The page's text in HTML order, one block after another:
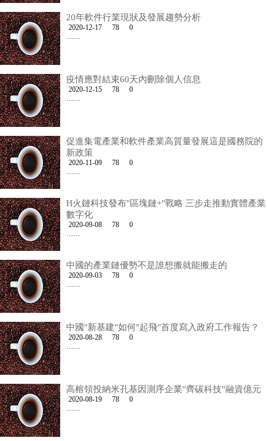
20年軟件行業現狀及發展趨勢分析
2020-12-17 78
0
……
疫情應對結束60天內刪除個人信息
2020-12-15 78
0
……
促進集電產業和軟件產業高質量發展這是國務院的
新政策
2020-11-09 78
0
……
H火鏈科技發布"區塊鏈+"戰略 三步走推動實體產業
數字化
2020-09-08 78
0
……
中國的產業鏈優勢不是誰想搬就能搬走的
2020-09-03 78
0
……
中國"新基建"如何"起飛"首度寫入政府工作報告？
2020-08-28 78
0
……
高榕領投納米孔基因測序企業"齊碳科技"融資億元
2020-08-19 78
0
……